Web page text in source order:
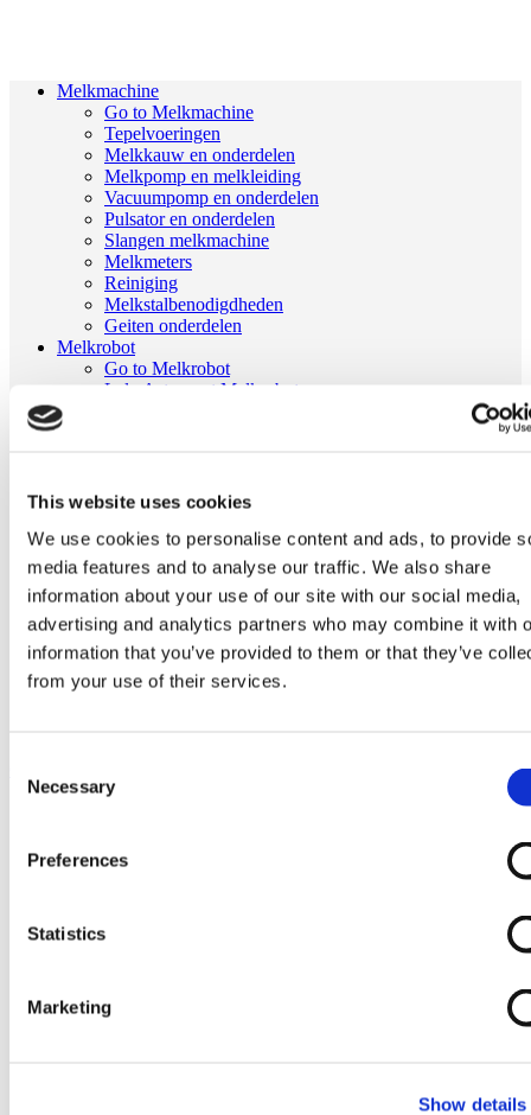
This website uses cookies
We use cookies to personalise content and ads, to provide
media features and to analyse our traffic. We also share
information about your use of our site with our social media,
advertising and analytics partners who may combine it with
information that you’ve provided to them or that they’ve
from your use of their services.
Selection
Necessary
Preferences
Statistics
Marketing
Show details
Melkmachine
Go to Melkmachine
Tepelvoeringen
Melkkauw en onderdelen
Melkpomp en melkleiding
Vacuumpomp en onderdelen
Pulsator en onderdelen
Slangen melkmachine
Melkmeters
Reiniging
Melkstalbenodigdheden
Geiten onderdelen
Melkrobot
Go to Melkrobot
Lely Astronaut Melkrobot
Stal benodigdheden
Koeborstel
Ambic onderdelen
stalartikelen
Skelex
Home
Stal benodigdheden